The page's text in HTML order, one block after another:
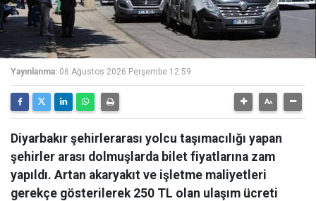
Yayınlanma: 06 Ağustos 2026 Perşembe 12:59
Diyarbakır şehirlerarası yolcu taşımacılığı yapan
şehirler arası dolmuşlarda bilet fiyatlarına zam
yapıldı. Artan akaryakıt ve işletme maliyetleri
gerekçe gösterilerek 250 TL olan ulaşım ücreti